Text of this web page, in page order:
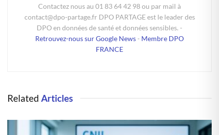
Contactez nous au 01 83 64 42 98 ou par mail à
contact@dpo-partage.fr DPO PARTAGE est le leader des
DPO en données de santé et données sensibles. -
Retrouvez-nous sur Google News- Membre DPO
FRANCE
Related Articles